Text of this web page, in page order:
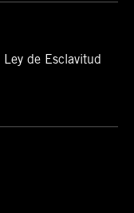
de Esclavitud